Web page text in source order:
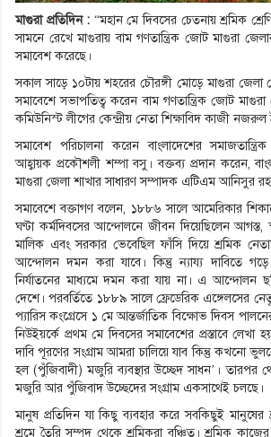
মাগুরা প্রতিদিন : “মহান মে দিবসের চেতনায় শ্রমিক
সামনে রেখে মাগুরায় বাম গণতান্ত্রিক জোট মাগুরা
সমাবেশ করেছে।
সকাল সাড়ে ১০টায় শহরের চৌরঙ্গী মোড়ে মাগুরা জেলা
সমাবেশে সভাপতিত্ব করেন বাম গণতান্ত্রিক জোট
কমিউনিস্ট লীগের কেন্দ্রীয় নেতা শিক্ষাবিদ কাজী
সমাবেশ পরিচালনা করেন বাংলাদেশের
আহ্বায়ক প্রকৌশলী শম্পা বসু। বক্তব্য প্রদান করেন,
মাগুরা জেলা শাখার সাধারণ সম্পাদক এটিএম আনিসুর
সমাবেশে বক্তাগণ বলেন, ১৮৮৬ সালে আমেরিকার
ঘণ্টা কর্মদিবসের আন্দোলনে জীবন দিয়েছিলেন আগস্ত,
মালিক এবং সরকার ভেবেছিল ফাঁসি দিয়ে শ্রমিক
আন্দোলন দমন করা যাবে। কিন্তু ন্যায্য দাবিতে
নির্যাতনের মাধ্যমে দমন করা যায় না। এ আন্দোলন
দেশে। পরবর্তিতে ১৮৮৯ সালে ফ্রেডেরিক এঙ্গেলসের
প্যারিস কংগ্রেসে ১ মে আন্তর্জাতিক বিক্ষোভ দিবস
নিউইয়র্কে প্রথম মে দিবসের সমাবেশের প্রস্তাবে লেখা
দাবি পূরণের সংগ্রাম আমরা চালিয়ে যাব কিন্তু কখনো
হল (পুঁজিবাদী) মজুরি ব্যবস্থার উচ্ছেদ সাধন’। তারপর
মজুরি আর পুঁজিবাদ উচ্ছেদের সংগ্রাম একসাথেই চলছে।
মানুষ প্রতিদিন যা কিছু ব্যবহার করে সবকিছুই মানুষের
শ্রমে তৈরি সম্পদ থেকে শ্রমিকরা বঞ্চিত। শ্রমিক